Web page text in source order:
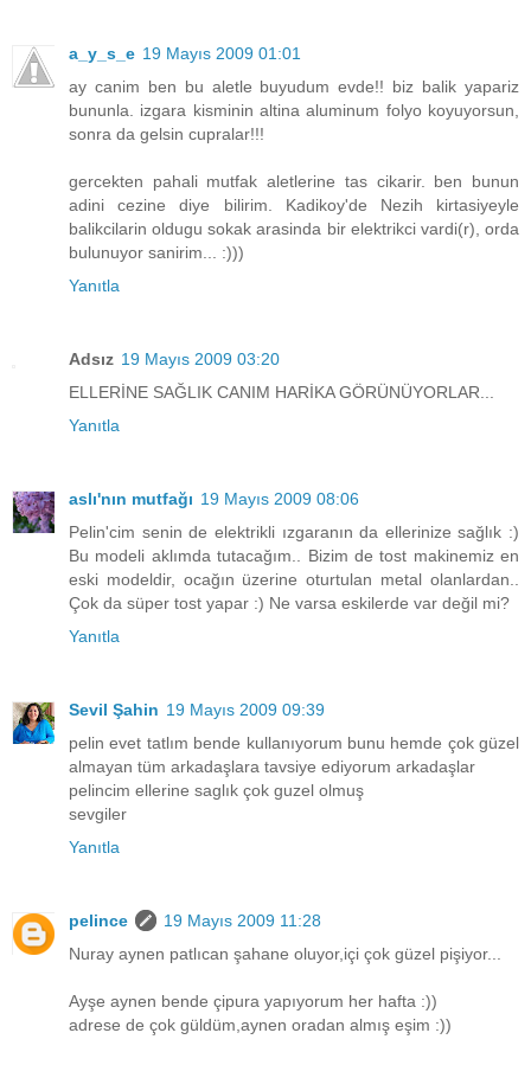
a_y_s_e 19 Mayıs 2009 01:01
ay canim ben bu aletle buyudum evde!! biz balik yapariz
bununla. izgara kisminin altina aluminum folyo koyuyorsun,
sonra da gelsin cupralar!!!
gercekten pahali mutfak aletlerine tas cikarir. ben bunun
adini cezine diye bilirim. Kadikoy'de Nezih kirtasiyeyle
balikcilarin oldugu sokak arasinda bir elektrikci vardi(r), orda
bulunuyor sanirim... :)))
Yanıtla
Adsız 19 Mayıs 2009 03:20
ELLERİNE SAĞLIK CANIM HARİKA GÖRÜNÜYORLAR...
Yanıtla
aslı'nın mutfağı 19 Mayıs 2009 08:06
Pelin'cim senin de elektrikli ızgaranın da ellerinize sağlık :)
Bu modeli aklımda tutacağım.. Bizim de tost makinemiz en
eski modeldir, ocağın üzerine oturtulan metal olanlardan..
Çok da süper tost yapar :) Ne varsa eskilerde var değil mi?
Yanıtla
Sevil Şahin 19 Mayıs 2009 09:39
pelin evet tatlım bende kullanıyorum bunu hemde çok güzel
almayan tüm arkadaşlara tavsiye ediyorum arkadaşlar
pelincim ellerine saglık çok guzel olmuş
sevgiler
Yanıtla
pelince
19 Mayıs 2009 11:28
Nuray aynen patlıcan şahane oluyor,içi çok güzel pişiyor...
Ayşe aynen bende çipura yapıyorum her hafta :))
adrese de çok güldüm,aynen oradan almış eşim :))